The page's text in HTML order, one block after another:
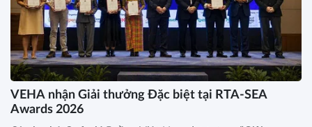
VEHA nhận Giải thưởng Đặc biệt tại RTA-SEA
Awards 2026